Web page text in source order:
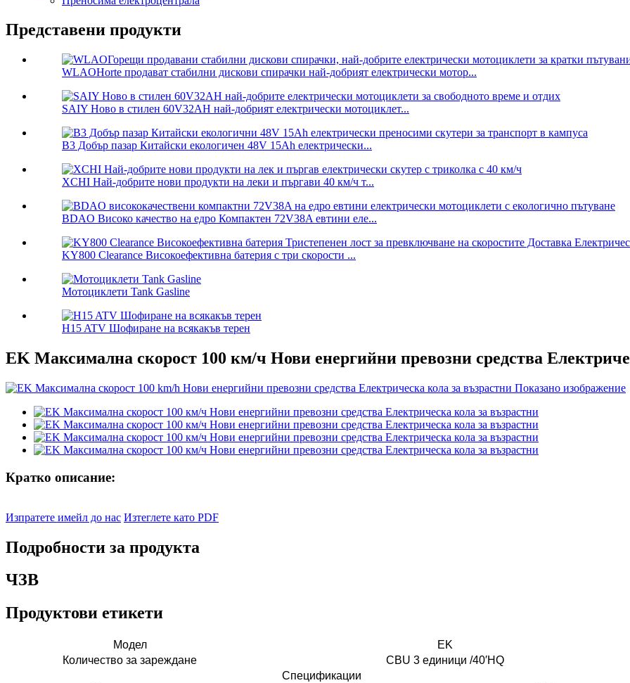
Представени продукти
WLAOHorte продават стабилни дискови спирачки най-добрият електрически мотор...
SAIY Ново в стилен 60V32AH най-добрият електрически мотоциклет...
B3 Добър пазар Китайски екологичен 48V 15Ah електрически...
XCHI Най-добрите нови продукти на леки и пъргави 40 км/ч т...
BDAO Високо качество на едро Компактен 72V38A евтини еле...
KY800 Clearance Високоефективна батерия с три скорости ...
Мотоциклети Tank Gasline
H15 ATV Шофиране на всякакъв терен
EK Максимална скорост 100 км/ч Нови енергийни превозни средства
Кратко описание:
Изпратете имейл до нас Изтеглете като PDF
Подробности за продукта
ЧЗВ
Продуктови етикети
Модел
EK
Количество за зареждане
CBU 3 единици /40′HQ
Спецификации